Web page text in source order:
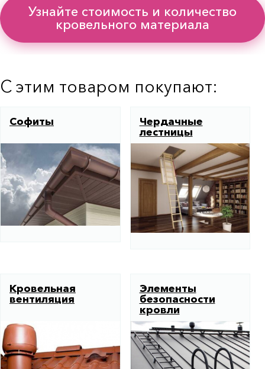
Узнайте стоимость и количество
кровельного материала
С этим товаром покупают:
Софиты
Чердачные
лестницы
Кровельная
вентиляция
Элементы
безопасности
кровли